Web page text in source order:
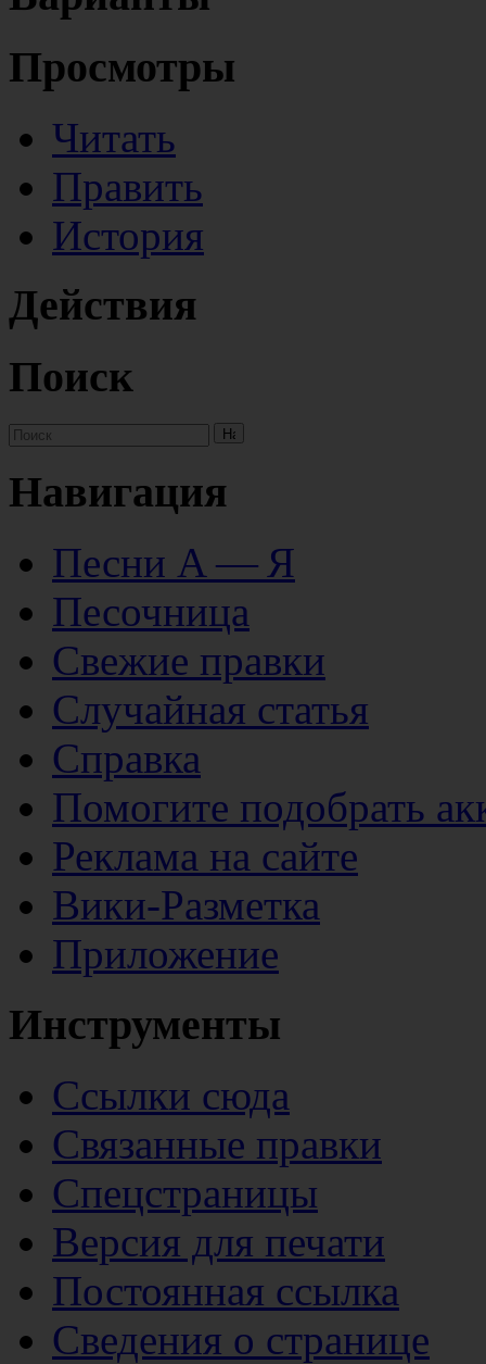
Просмотры
Читать
Править
История
Действия
Поиск
Навигация
Песни А — Я
Песочница
Свежие правки
Случайная статья
Справка
Помогите подобрать
Реклама на сайте
Вики-Разметка
Приложение
Инструменты
Ссылки сюда
Связанные правки
Спецстраницы
Версия для печати
Постоянная ссылка
Сведения о странице